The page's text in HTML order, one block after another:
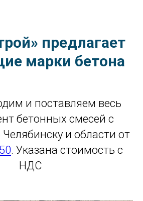
предлагает
марки бетона
и поставляем весь
бетонных смесей с
и области от
. Указана стоимость с
НДС